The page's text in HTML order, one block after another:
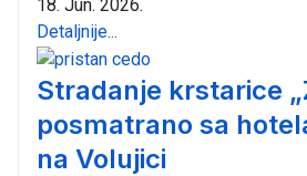
18. Jun. 2026.
Detaljnije...
Stradanje krstarice
posmatrano sa
na Volujici